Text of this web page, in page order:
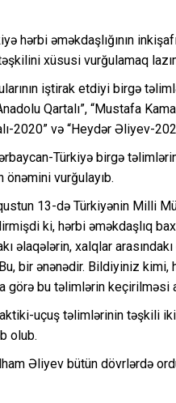
hərbi əməkdaşlığının
xüsusi vurğulamaq
iştirak etdiyi birgə
Qartalı”, “Mustafa
2020” və “Heydər Əliyev-
Türkiyə birgə
önəmini vurğulayıb.
13-də Türkiyənin Milli
ki, hərbi əməkdaşlıq
əlaqələrin, xalqlar
bir ənənədir. Bildiyiniz
görə bu təlimlərin keçirilməsi
uçuş təlimlərinin təşkili
olub.
Əliyev bütün dövrlərdə